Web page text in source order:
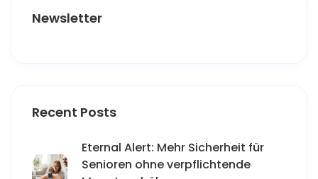
Newsletter
Recent Posts
Eternal Alert: Mehr Sicherheit für
Senioren ohne verpflichtende